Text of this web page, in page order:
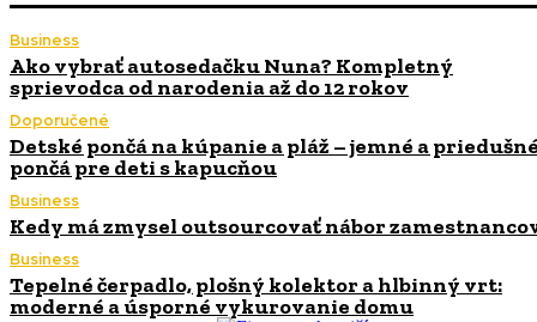
Business
Ako vybrať autosedačku Nuna? Kompletný
sprievodca od narodenia až do 12 rokov
Doporučené
Detské pončá na kúpanie a pláž – jemné a
pončá pre deti s kapucňou
Business
Kedy má zmysel outsourcovať nábor
Business
Tepelné čerpadlo, plošný kolektor a hlbinný vrt:
moderné a úsporné vykurovanie domu